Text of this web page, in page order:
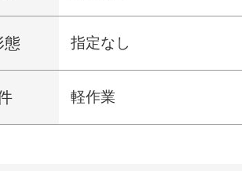
態 指定なし
軽作業